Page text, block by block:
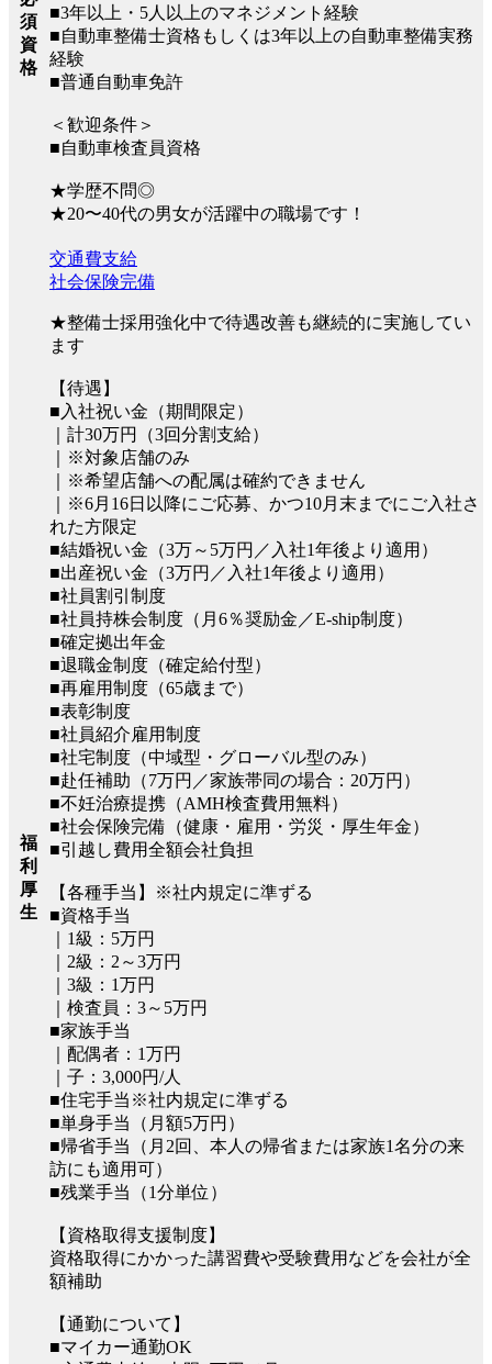
須
資
格
■3年以上・5人以上のマネジメント経験
■自動車整備士資格もしくは3年以上の自動車整備実務
経験
■普通自動車免許
＜歓迎条件＞
■自動車検査員資格
★学歴不問◎
★20〜40代の男女が活躍中の職場です！
福
利
厚
生
交通費支給
社会保険完備
★整備士採用強化中で待遇改善も継続的に実施してい
ます
【待遇】
■入社祝い金（期間限定）
｜計30万円（3回分割支給）
｜※対象店舗のみ
｜※希望店舗への配属は確約できません
｜※6月16日以降にご応募、かつ10月末までにご入社さ
れた方限定
■結婚祝い金（3万～5万円／入社1年後より適用）
■出産祝い金（3万円／入社1年後より適用）
■社員割引制度
■社員持株会制度（月6％奨励金／E-ship制度）
■確定拠出年金
■退職金制度（確定給付型）
■再雇用制度（65歳まで）
■表彰制度
■社員紹介雇用制度
■社宅制度（中域型・グローバル型のみ）
■赴任補助（7万円／家族帯同の場合：20万円）
■不妊治療提携（AMH検査費用無料）
■社会保険完備（健康・雇用・労災・厚生年金）
■引越し費用全額会社負担
【各種手当】※社内規定に準ずる
■資格手当
｜1級：5万円
｜2級：2～3万円
｜3級：1万円
｜検査員：3～5万円
■家族手当
｜配偶者：1万円
｜子：3,000円/人
■住宅手当※社内規定に準ずる
■単身手当（月額5万円）
■帰省手当（月2回、本人の帰省または家族1名分の来
訪にも適用可）
■残業手当（1分単位）
【資格取得支援制度】
資格取得にかかった講習費や受験費用などを会社が全
額補助
【通勤について】
■マイカー通勤OK